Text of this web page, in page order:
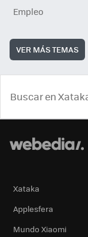
Empleo
VER MÁS TEMAS
Xataka
Applesfera
Mundo Xiaomi